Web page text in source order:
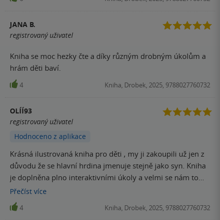
motoriku, paměť, vyjadřování a další nezbytně důležité
knihu zahraju s dětmi
JANA B.
registrovaný uživatel
Kniha se moc hezky čte a díky různým drobným úkolům a
hrám děti baví.
4 Kniha, Drobek, 2025, 9788027760732
OLÍÍ93
registrovaný uživatel
Hodnoceno z aplikace
Krásná ilustrovaná kniha pro děti , my ji zakoupili už jen z
důvodu že se hlavní hrdina jmenuje stejně jako syn. Kniha
je doplněna plno interaktivními úkoly a velmi se nám to
líbí
Přečíst více
4 Kniha, Drobek, 2025, 9788027760732